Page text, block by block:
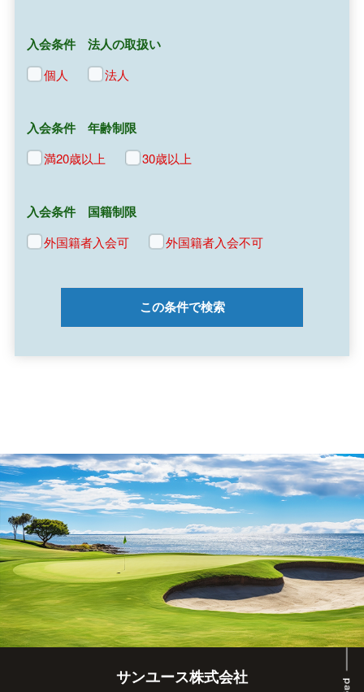
入会条件 法人の取扱い
個人 法人
入会条件 年齢制限
満20歳以上 30歳以上
入会条件 国籍制限
外国籍者入会可 外国籍者入会不可
サンユース株式会社